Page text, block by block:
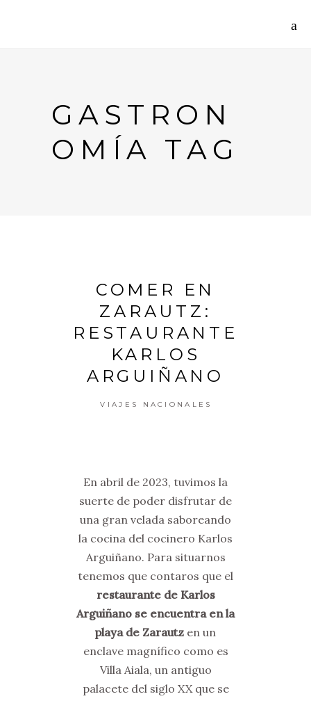
GASTRON
OMÍA TAG
COMER EN
ZARAUTZ:
RESTAURANTE
KARLOS
ARGUIÑANO
VIAJES NACIONALES
En abril de 2023, tuvimos la
suerte de poder disfrutar de
una gran velada saboreando
la cocina del cocinero Karlos
Arguiñano. Para situarnos
tenemos que contaros que el
restaurante de Karlos
Arguiñano se encuentra en la
playa de Zarautz en un
enclave magnífico como es
Villa Aiala, un antiguo
palacete del siglo XX que se